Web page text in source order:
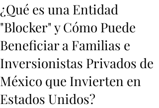
¿Qué es una Entidad
"Blocker" y Cómo Puede
Beneficiar a Familias e
Inversionistas Privados de
México que Invierten en
Estados Unidos?